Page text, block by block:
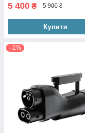
5 400 ₴ 5 900 ₴
Купити
–1%